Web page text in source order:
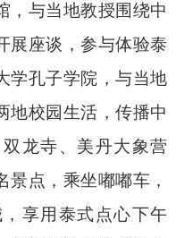
，与当地教授围绕中
展座谈，参与体验泰
学孔子学院，与当地
地校园生活，传播中
龙寺、美丹大象营
点，乘坐嘟嘟车，
享用泰式点心下午